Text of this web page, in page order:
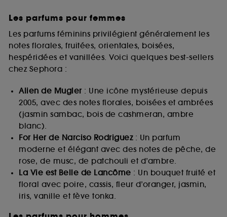
Les parfums pour femmes
Les parfums féminins privilégient généralement les
notes florales, fruitées, orientales, boisées,
hespéridées et vanillées. Voici quelques best-sellers
chez Sephora :
Alien de Mugler: Une icône mystérieuse depuis
2005, avec des notes florales, boisées et ambrées
(jasmin sambac, bois de cashmeran, ambre
blanc).
For Her de Narciso Rodriguez: Un parfum
moderne et élégant avec des notes de pêche, de
rose, de musc, de patchouli et d’ambre.
La Vie est Belle de Lancôme : Un bouquet fruité et
floral avec poire, cassis, fleur d’oranger, jasmin,
iris, vanille et fève tonka.